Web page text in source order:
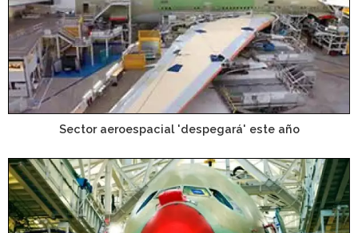
Sector aeroespacial 'despegará' este año